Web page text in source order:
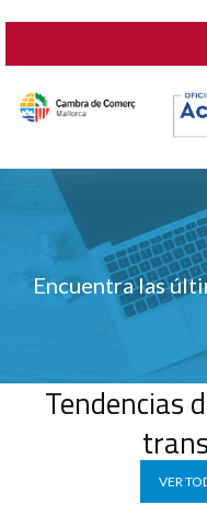
Encuentra las
Tendencias
VER